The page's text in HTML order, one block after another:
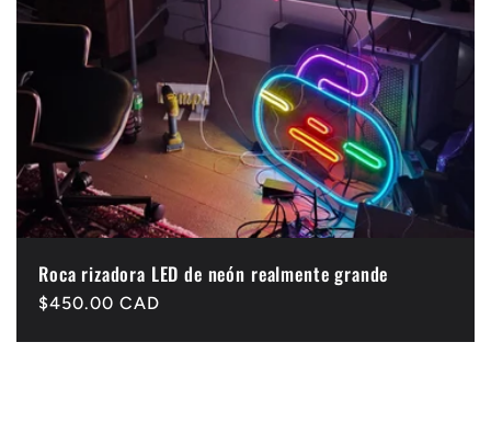
Roca rizadora LED de neón realmente grande
Precio
$450.00 CAD